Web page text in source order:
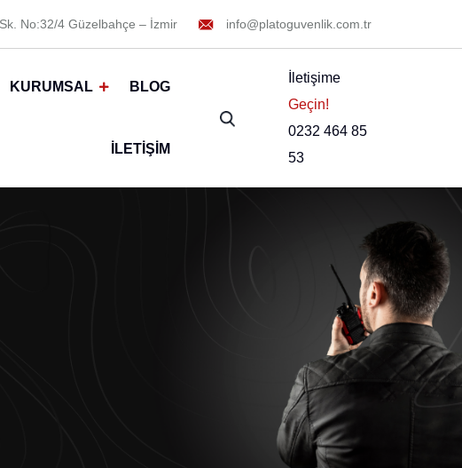
No:32/4 Güzelbahçe – İzmir info@platoguvenlik.com.tr
KURUMSAL BLOG
İLETIŞIM
İletişime
Geçin!
0232 464 85
53